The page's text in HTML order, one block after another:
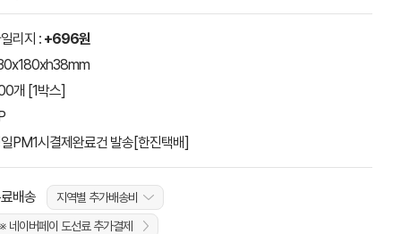
리지 : +696원
개 [1박스]
PM1시결제완료건 발송[한진택배]
배송
지역별 추가배송비
※ 네이버페이 도선료 추가결제